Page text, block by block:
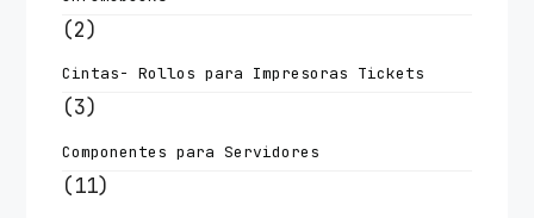
(2)
Cintas- Rollos para Impresoras Tickets
(3)
Componentes para Servidores
(11)